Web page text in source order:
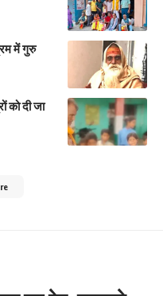
में गुरु
को दी जा